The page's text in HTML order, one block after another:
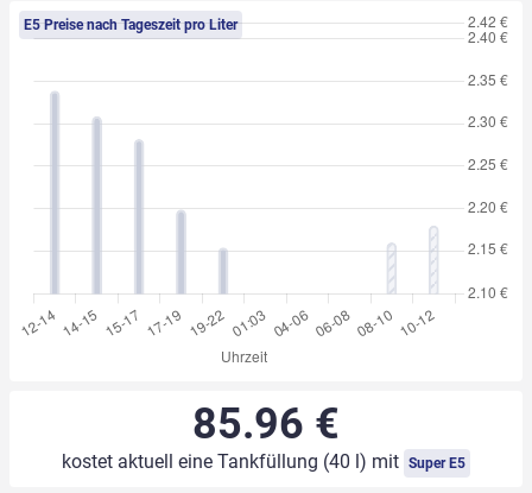
E5 Preise nach Tageszeit pro Liter
85.96 €
kostet aktuell eine Tankfüllung (40 l) mit Super E5